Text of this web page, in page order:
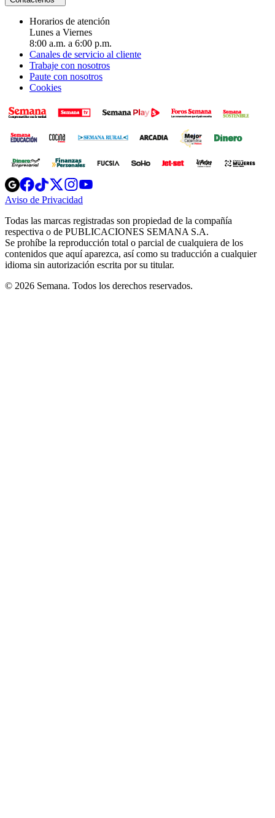
Horarios de atención
Lunes a Viernes
8:00 a.m. a 6:00 p.m.
Canales de servicio al cliente
Trabaje con nosotros
Paute con nosotros
Cookies
Opens
in
new
Opens
in
new
Opens
in
new
window
Opens
new
windowwindow
Aviso de Privacidad
new
window
Todas las marcas registradas son propiedad de la compañía
respectiva o de PUBLICACIONES SEMANA S.A.
Se prohíbe la reproducción total o parcial de cualquiera de los
contenidos que aquí aparezca, así como su traducción a cualquier
idioma sin autorización escrita por su titular.
© 2026 Semana. Todos los derechos reservados.